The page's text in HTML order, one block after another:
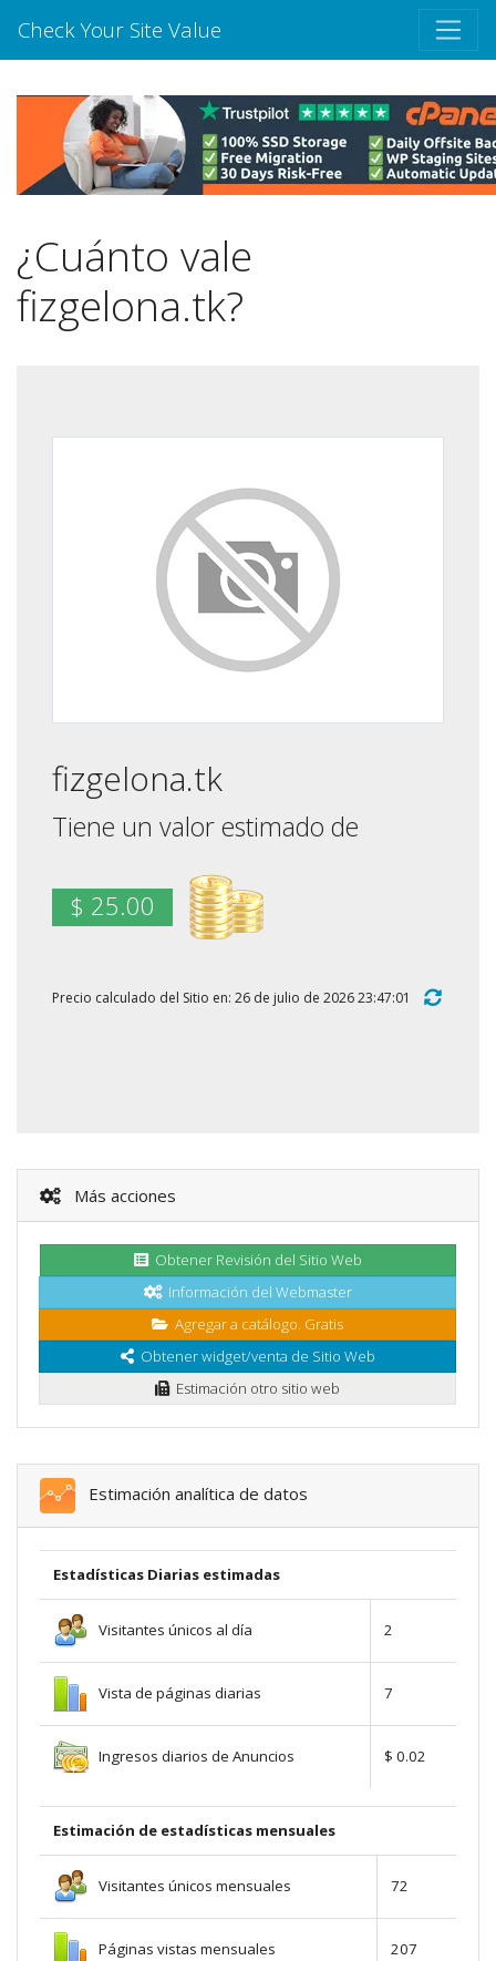
Check Your Site Value
¿Cuánto vale
fizgelona.tk?
fizgelona.tk
Tiene un valor estimado de
$ 25.00
Precio calculado del Sitio en: 26 de julio de 2026 23:47:01
Más acciones
Obtener Revisión del Sitio Web
Información del Webmaster
Agregar a catálogo. Gratis
Obtener widget/venta de Sitio Web
Estimación otro sitio web
Estimación analítica de datos
Estadísticas Diarias estimadas
Visitantes únicos al día 2
Vista de páginas diarias 7
Ingresos diarios de Anuncios $ 0.02
Estimación de estadísticas mensuales
Visitantes únicos mensuales 72
Páginas vistas mensuales 207